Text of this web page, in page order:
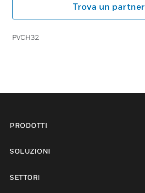
Trova un partner
PVCH32
PRODOTTI
SOLUZIONI
SETTORI